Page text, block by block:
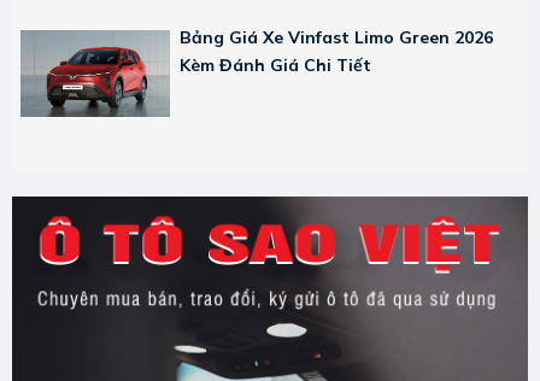
Bảng Giá Xe Vinfast Limo Green 2026
Kèm Đánh Giá Chi Tiết